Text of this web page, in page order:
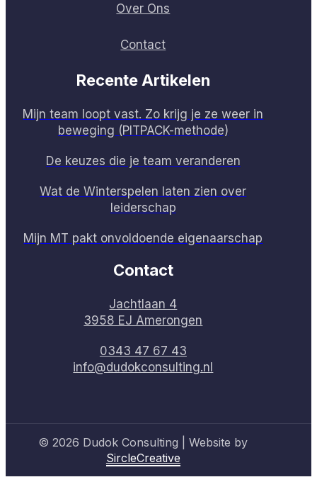
Over Ons
Contact
Recente Artikelen
Mijn team loopt vast. Zo krijg je ze weer in
beweging (PITPACK-methode)
De keuzes die je team veranderen
Wat de Winterspelen laten zien over
leiderschap
Mijn MT pakt onvoldoende eigenaarschap
Contact
Jachtlaan 4
3958 EJ Amerongen
0343 47 67 43
info@dudokconsulting.nl
© 2026 Dudok Consulting | Website by
SircleCreative